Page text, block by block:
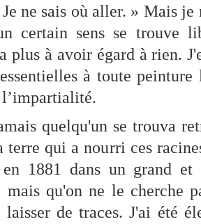
ne sais où aller. » Mais je
certain sens se trouve
plus à avoir égard à rien.
à toute
quelqu'un se trouva
terre qui a nourri ces
1881 dans un grand et
mais qu'on ne le cherche
laisser de traces. J'ai été